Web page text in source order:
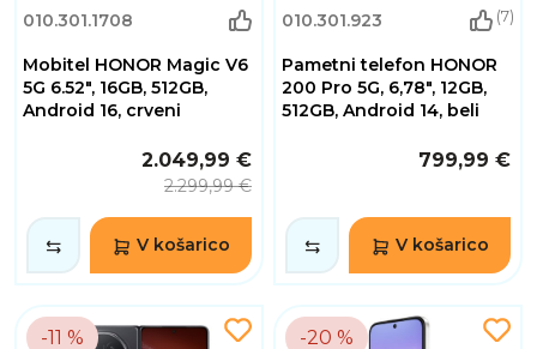
010.301.1708
Mobitel HONOR Magic V6
5G 6.52", 16GB, 512GB,
Android 16, crveni
Dnevi
Ure
9
Minute
39
2.049,99 €
2.299,99 €
V košarico
010.301.923 (7)
Pametni telefon HONOR
200 Pro 5G, 6,78", 12GB,
512GB, Android 14, beli
799,99 €
V košarico
-11 % -20 %